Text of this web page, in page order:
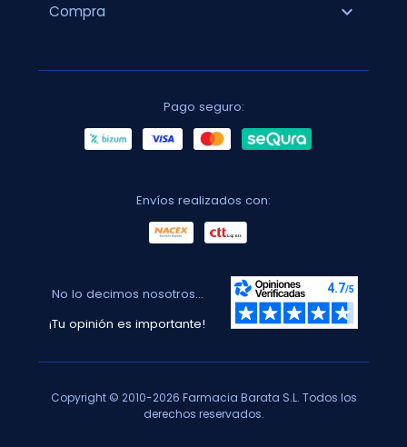
Compra expand_more
Pago seguro:
Envíos realizados con:
No lo decimos nosotros...
¡Tu opinión es importante!
Copyright © 2010-2026 Farmacia Barata S.L. Todos los
derechos reservados.